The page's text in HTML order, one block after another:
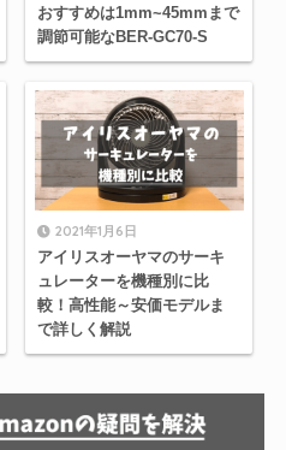
おすすめは1mm~45mmまで
調節可能なBER-GC70-S
2021年1月6日
アイリスオーヤマのサーキ
ュレーターを機種別に比
較！高性能～安価モデルま
で詳しく解説